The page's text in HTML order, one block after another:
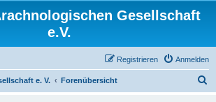
Gesellschaft
e.V.
Anmelden
Registrieren
e. V. Forenübersicht